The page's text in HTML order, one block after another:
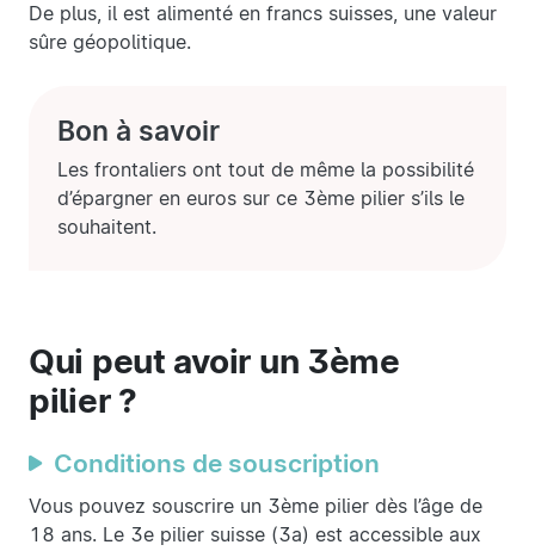
De plus, il est alimenté en francs suisses, une valeur
sûre géopolitique.
Bon à savoir
Les frontaliers ont tout de même la possibilité
d’épargner en euros sur ce 3ème pilier s’ils le
souhaitent.
Qui peut avoir un 3ème
pilier ?
Conditions de souscription
Vous pouvez souscrire un 3ème pilier dès l’âge de
18 ans. Le 3e pilier suisse (3a) est accessible aux